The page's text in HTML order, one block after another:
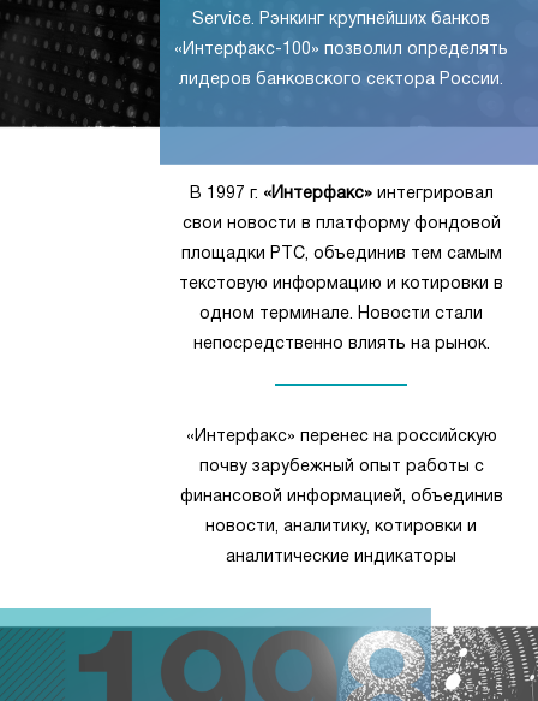
Service. Рэнкинг крупнейших банков
«Интерфакс-100» позволил определять
лидеров банковского сектора России.
В 1997 г. «Интерфакс»интегрировал
свои новости в платформу фондовой
площадки РТС, объединив тем самым
текстовую информацию и котировки в
одном терминале. Новости стали
непосредственно влиять на рынок.
«Интерфакс» перенес на российскую
почву зарубежный опыт работы с
финансовой информацией, объединив
новости, аналитику, котировки и
аналитические индикаторы